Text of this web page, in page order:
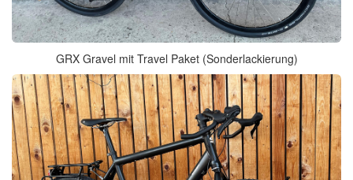
GRX Gravel mit Travel Paket (Sonderlackierung)